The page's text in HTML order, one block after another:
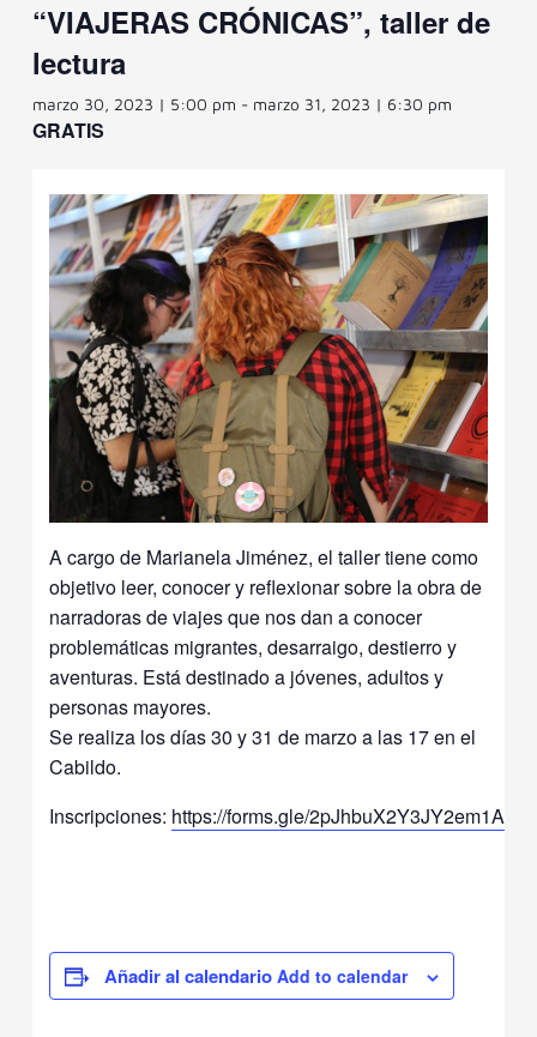
“VIAJERAS CRÓNICAS”, taller de
lectura
marzo 30, 2023 | 5:00 pm - marzo 31, 2023 | 6:30 pm
GRATIS
A cargo de Marianela Jiménez, el taller tiene como
objetivo leer, conocer y reflexionar sobre la obra de
narradoras de viajes que nos dan a conocer
problemáticas migrantes, desarraigo, destierro y
aventuras. Está destinado a jóvenes, adultos y
personas mayores.
Se realiza los días 30 y 31 de marzo a las 17 en el
Cabildo.
Inscripciones: https://forms.gle/2pJhbuX2Y3JY2em1A
Add to calendar